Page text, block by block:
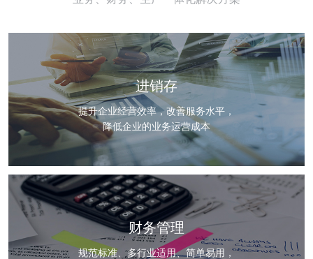
进销存
提升企业经营效率，改善服务水平，
降低企业的业务运营成本
财务管理
规范标准、多行业适用、简单易用，